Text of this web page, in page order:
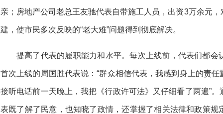
亲；房地产公司老总王友驰代表自带施工人员，出资3万余元
建，使市民多次反映的“老大难”问题得到彻底解决。
提高了代表的履职能力和水平。每次上线前，代表们都
首次上线的周国胜代表说：“群众相信代表，我感到身上的责
接听电话前一天晚上，我把《行政许可法》又仔细看了两遍”
表既了解了民意，也知晓了政情，还掌握了相关法律和政策